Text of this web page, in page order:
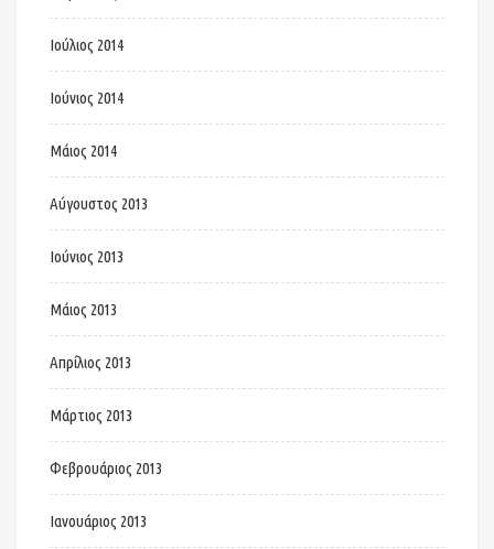
Ιούλιος 2014
Ιούνιος 2014
Μάιος 2014
Αύγουστος 2013
Ιούνιος 2013
Μάιος 2013
Απρίλιος 2013
Μάρτιος 2013
Φεβρουάριος 2013
Ιανουάριος 2013